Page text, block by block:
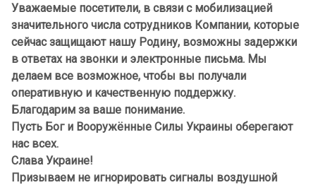
Уважаемые посетители, в связи с мобилизацией
значительного числа сотрудников Компании, которые
сейчас защищают нашу Родину, возможны задержки
в ответах на звонки и электронные письма. Мы
делаем все возможное, чтобы вы получали
оперативную и качественную поддержку.
Благодарим за ваше понимание.
Пусть Бог и Вооружённые Силы Украины оберегают
нас всех.
Слава Украине!
Призываем не игнорировать сигналы воздушной